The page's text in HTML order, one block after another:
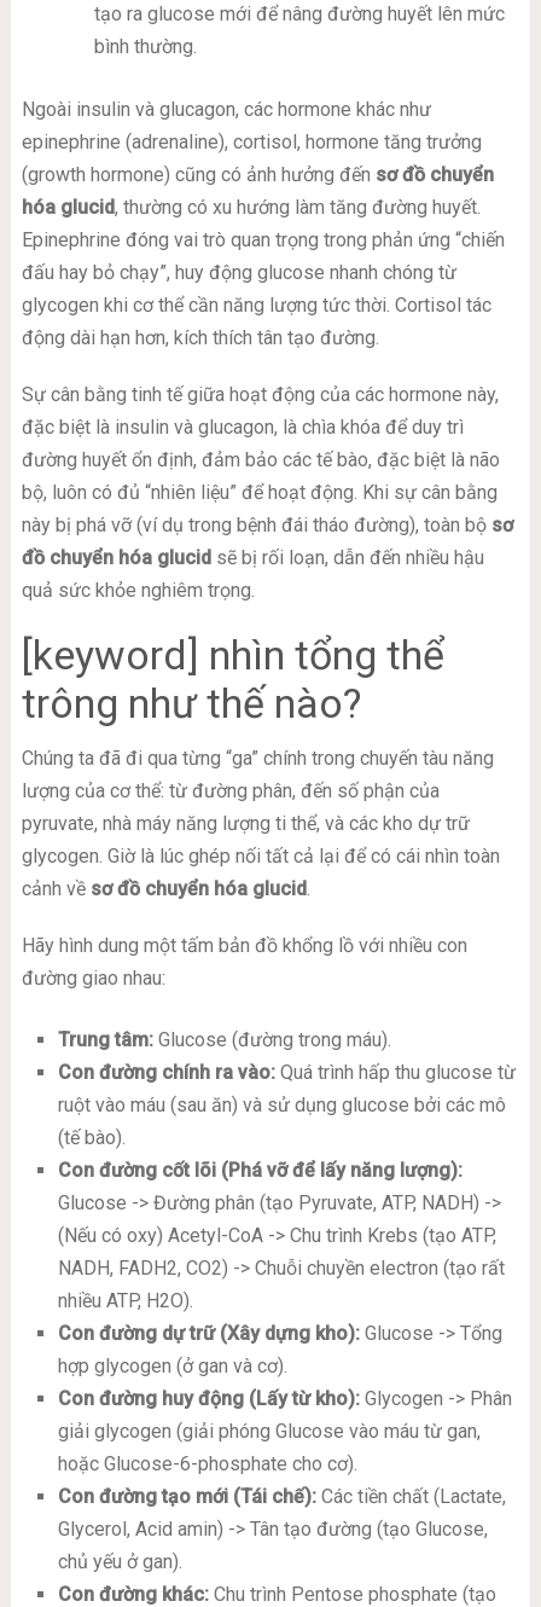
tạo ra glucose mới để nâng đường huyết lên mức
bình thường.
Ngoài insulin và glucagon, các hormone khác như
epinephrine (adrenaline), cortisol, hormone tăng trưởng
(growth hormone) cũng có ảnh hưởng đến sơ đồ chuyển
hóa glucid, thường có xu hướng làm tăng đường huyết.
Epinephrine đóng vai trò quan trọng trong phản ứng “chiến
đấu hay bỏ chạy”, huy động glucose nhanh chóng từ
glycogen khi cơ thể cần năng lượng tức thời. Cortisol tác
động dài hạn hơn, kích thích tân tạo đường.
Sự cân bằng tinh tế giữa hoạt động của các hormone này,
đặc biệt là insulin và glucagon, là chìa khóa để duy trì
đường huyết ổn định, đảm bảo các tế bào, đặc biệt là não
bộ, luôn có đủ “nhiên liệu” để hoạt động. Khi sự cân bằng
này bị phá vỡ (ví dụ trong bệnh đái tháo đường), toàn bộ sơ
đồ chuyển hóa glucidsẽ bị rối loạn, dẫn đến nhiều hậu
quả sức khỏe nghiêm trọng.
[keyword] nhìn tổng thể
trông như thế nào?
Chúng ta đã đi qua từng “ga” chính trong chuyến tàu năng
lượng của cơ thể: từ đường phân, đến số phận của
pyruvate, nhà máy năng lượng ti thể, và các kho dự trữ
glycogen. Giờ là lúc ghép nối tất cả lại để có cái nhìn toàn
cảnh về sơ đồ chuyển hóa glucid.
Hãy hình dung một tấm bản đồ khổng lồ với nhiều con
đường giao nhau:
Trung tâm:Glucose (đường trong máu).
Con đường chính ra vào:Quá trình hấp thu glucose từ
ruột vào máu (sau ăn) và sử dụng glucose bởi các mô
(tế bào).
Con đường cốt lõi (Phá vỡ để lấy năng lượng):
Glucose -> Đường phân (tạo Pyruvate, ATP, NADH) ->
(Nếu có oxy) Acetyl-CoA -> Chu trình Krebs (tạo ATP,
NADH, FADH2, CO2) -> Chuỗi chuyền electron (tạo rất
nhiều ATP, H2O).
Con đường dự trữ (Xây dựng kho):Glucose -> Tổng
hợp glycogen (ở gan và cơ).
Con đường huy động (Lấy từ kho):Glycogen -> Phân
giải glycogen (giải phóng Glucose vào máu từ gan,
hoặc Glucose-6-phosphate cho cơ).
Con đường tạo mới (Tái chế):Các tiền chất (Lactate,
Glycerol, Acid amin) -> Tân tạo đường (tạo Glucose,
chủ yếu ở gan).
Con đường khác:Chu trình Pentose phosphate (tạo